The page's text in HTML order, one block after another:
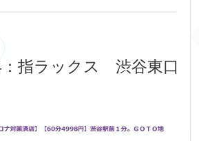
指ラックス 渋谷東口